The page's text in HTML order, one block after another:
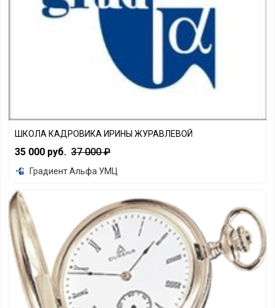
ШКОЛА КАДРОВИКА ИРИНЫ ЖУРАВЛЕВОЙ
ШКОЛА КАДРОВИКА ИРИНЫ ЖУРАВЛЕВОЙ
35 000 руб. 37 000 ₽
Градиент Альфа УМЦ